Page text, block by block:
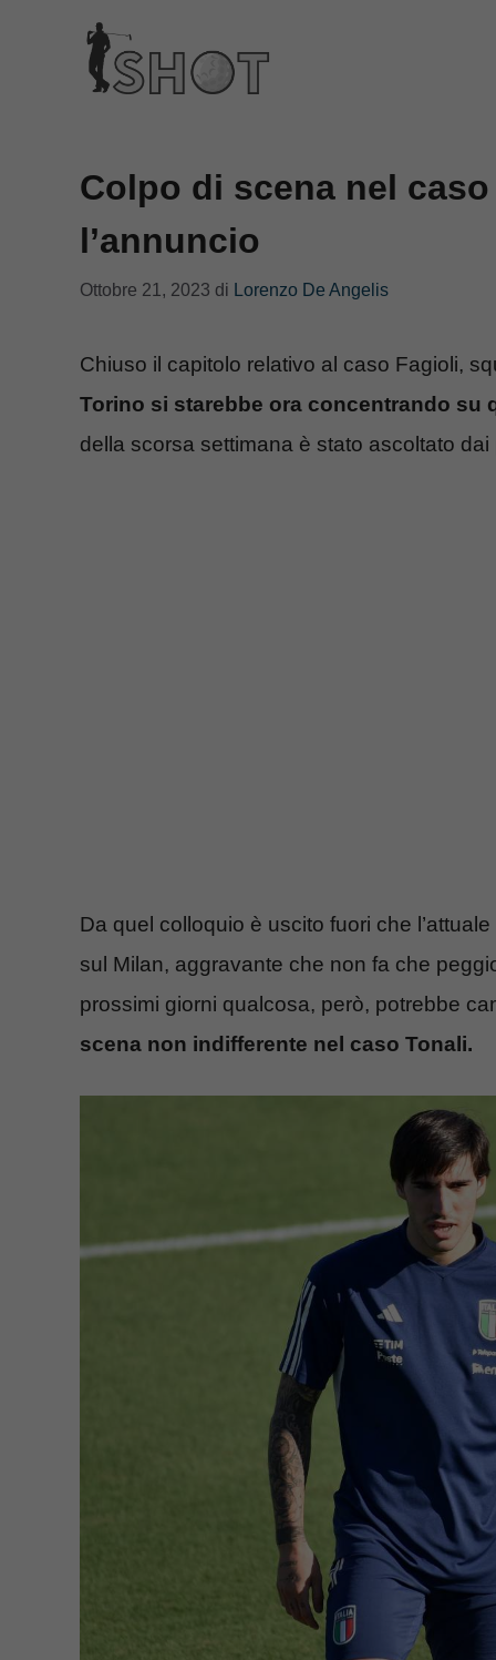
contenuto
Colpo di scena nel
l’annuncio
Ottobre 21, 2023 di Lorenzo De Angelis
Chiuso il capitolo relativo al caso Fagioli,
Torino si starebbe ora concentrando su
della scorsa settimana è stato ascoltato
Da quel colloquio è uscito fuori che
sul Milan, aggravante che non fa che
prossimi giorni qualcosa, però, potrebbe
scena non indifferente nel caso Tonali.